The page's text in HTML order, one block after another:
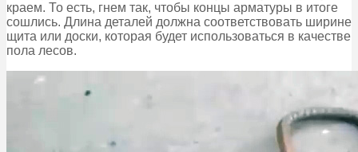
краем. То есть, гнем так, чтобы концы арматуры в итоге
сошлись. Длина деталей должна соответствовать ширине
щита или доски, которая будет использоваться в качестве
пола лесов.